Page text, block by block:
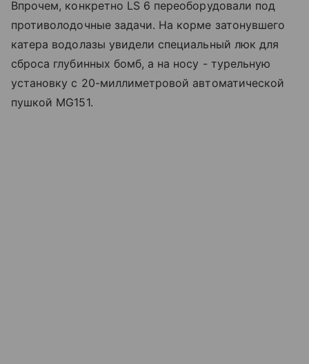
Впрочем, конкретно LS 6 переоборудовали под
противолодочные задачи. На корме затонувшего
катера водолазы увидели специальный люк для
сброса глубинных бомб, а на носу - турельную
установку с 20-миллиметровой автоматической
пушкой MG151.